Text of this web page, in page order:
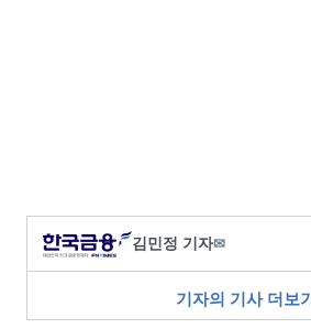
김민정 기자✉
기자의 기사 더보기